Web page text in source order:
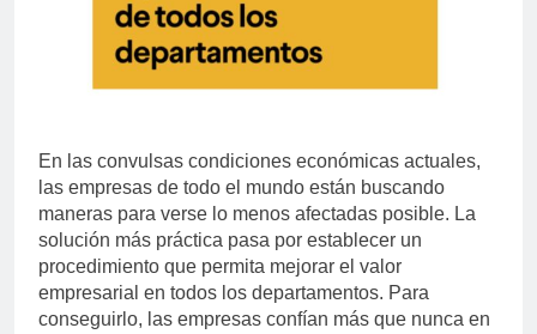
En las convulsas condiciones económicas actuales,
las empresas de todo el mundo están buscando
maneras para verse lo menos afectadas posible. La
solución más práctica pasa por establecer un
procedimiento que permita mejorar el valor
empresarial en todos los departamentos. Para
conseguirlo, las empresas confían más que nunca en